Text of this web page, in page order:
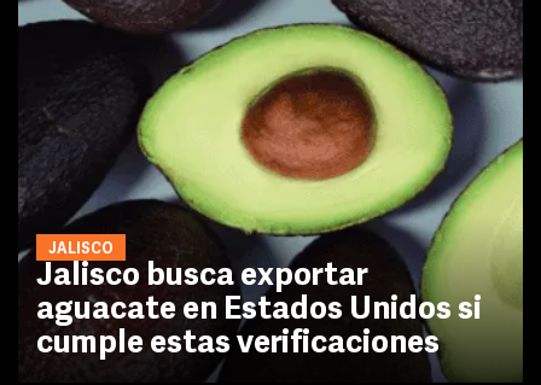
JALISCO
Jalisco busca exportar
aguacate en Estados Unidos si
cumple estas verificaciones